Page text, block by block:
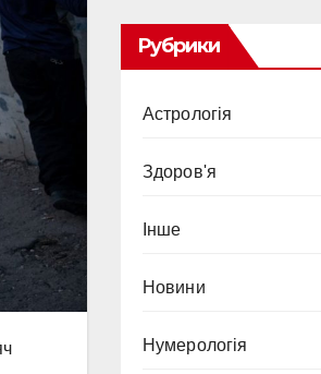
Рубрики
Астрологія
Здоров'я
Інше
Новини
Нумерологія